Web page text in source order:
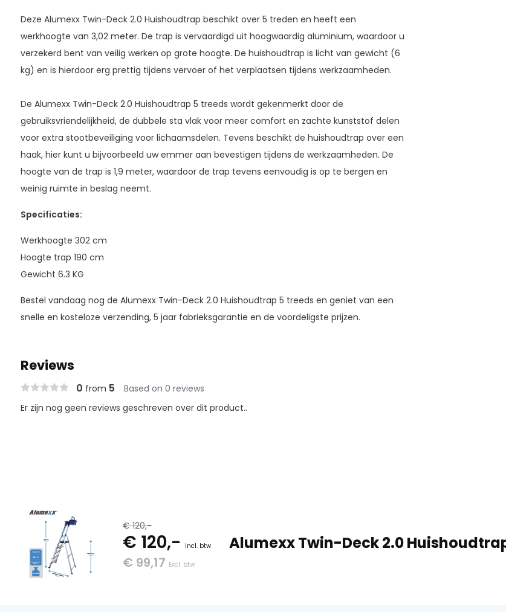
Deze Alumexx Twin-Deck 2.0 Huishoudtrap beschikt over 5 treden en heeft een
werkhoogte van 3,02 meter. De trap is vervaardigd uit hoogwaardig aluminium, waardoor u
verzekerd bent van veilig werken op grote hoogte. De huishoudtrap is licht van gewicht (6
kg) en is hierdoor erg prettig tijdens vervoer of het verplaatsen tijdens werkzaamheden.
De Alumexx Twin-Deck 2.0 Huishoudtrap 5 treeds wordt gekenmerkt door de
gebruiksvriendelijkheid, de dubbele sta vlak voor meer comfort en zachte kunststof delen
voor extra stootbeveiliging voor lichaamsdelen. Tevens beschikt de huishoudtrap over een
haak, hier kunt u bijvoorbeeld uw emmer aan bevestigen tijdens de werkzaamheden. De
hoogte van de trap is 1,9 meter, waardoor de trap tevens eenvoudig is op te bergen en
weinig ruimte in beslag neemt.
Specificaties:
Werkhoogte 302 cm
Hoogte trap 190 cm
Gewicht 6.3 KG
Bestel vandaag nog de Alumexx Twin-Deck 2.0 Huishoudtrap 5 treeds en geniet van een
snelle en kosteloze verzending, 5 jaar fabrieksgarantie en de voordeligste prijzen.
Reviews
0 from 5 Based on 0 reviews
Er zijn nog geen reviews geschreven over dit product..
€ 120,-
€ 120,- Incl. btw
€ 99,17 Excl. btw
Alumexx Twin-Deck 2.0